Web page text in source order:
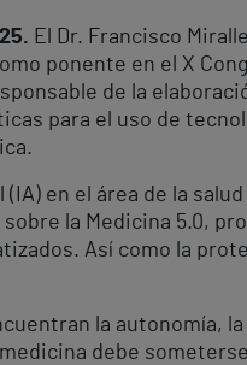
El Dr. Francisco
ponente en el X
de la
para el uso de
en el área de la
la Medicina 5.0,
Así como la
la autonomía,
debe